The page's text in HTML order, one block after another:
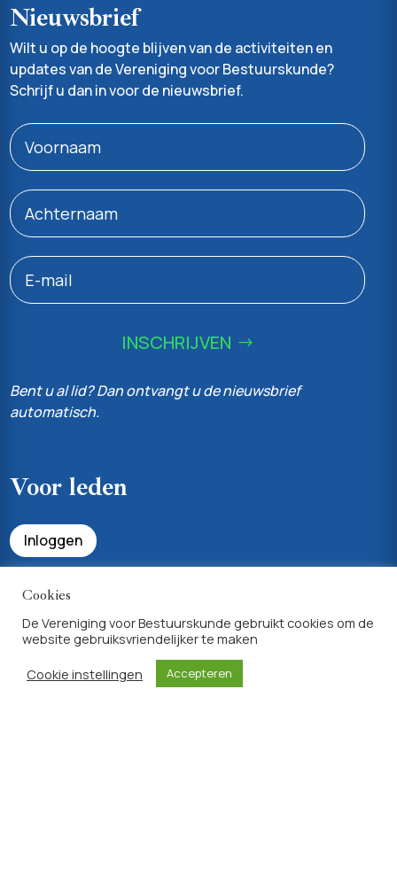
Nieuwsbrief
Wilt u op de hoogte blijven van de activiteiten en
updates van de Vereniging voor Bestuurskunde?
Schrijf u dan in voor de nieuwsbrief.
INSCHRIJVEN
Bent u al lid? Dan ontvangt u de nieuwsbrief
automatisch.
Voor leden
Inloggen
Bekijk uw profiel & lidmaatschapsvoordelen
Achtergrondinfo
Cookies
De Vereniging voor Bestuurskunde gebruikt cookies om de
website gebruiksvriendelijker te maken
Cookie instellingen
Accepteren